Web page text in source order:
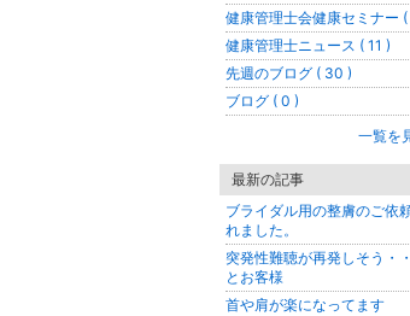
健康管理士会健康セミナー (
健康管理士ニュース ( 11 )
先週のブログ ( 30 )
ブログ ( 0 )
一覧を
最新の記事
ブライダル用の整膚のご依
れました。
突発性難聴が再発しそう・
とお客様
首や肩が楽になってます